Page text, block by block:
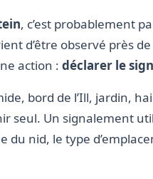
, c’est probablement
d’être observé près
action : déclarer le
bord de l’Ill, jardin,
seul. Un signalement
du nid, le type